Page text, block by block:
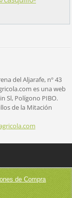
del Aljarafe, nº 43
es una web
Sl,Polígono PIBO.
de la Mitación
icola.com
de Compra